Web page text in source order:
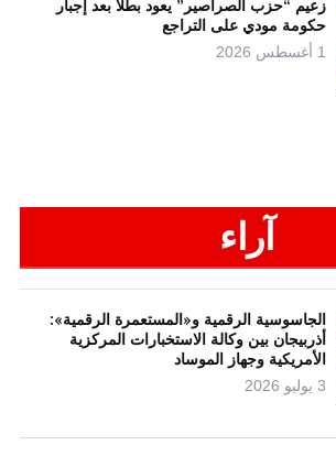
زعيم “حزب الصراصير” يعود بطلاً بعد إجبار
حكومة مودي على التراجع
1 أغسطس 2026
آراء
الجاسوسية الرقمية و«المستعمرة الرقمية»:
أذربيجان بين وكالة الاستخبارات المركزية
الأمريكية وجهاز الموساد
3 يوليو 2026